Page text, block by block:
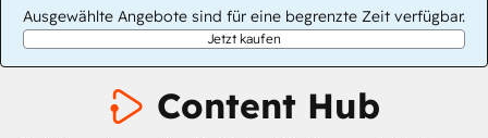
Ausgewählte Angebote sind für eine begrenzte Zeit verfügbar.
Jetzt kaufen
Content Hub